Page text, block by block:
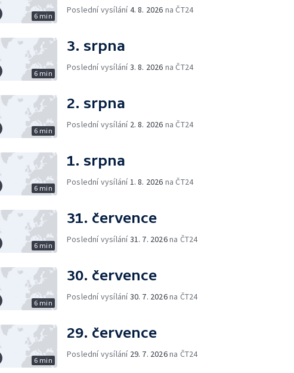
6 min
Poslední vysílání4. 8. 2026 na ČT24
6 min
3. srpna
Poslední vysílání3. 8. 2026 na ČT24
6 min
2. srpna
Poslední vysílání 2. 8. 2026 na ČT24
6 min
1. srpna
Poslední vysílání 1. 8. 2026 na ČT24
6 min
31. července
Poslední vysílání31. 7. 2026na ČT24
6 min
30. července
Poslední vysílání30. 7. 2026na ČT24
6 min
29. července
Poslední vysílání 29. 7. 2026na ČT24